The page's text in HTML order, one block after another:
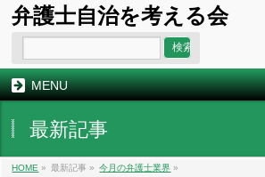
弁護士自治を考える会
MENU
最新記事
HOME » 最新記事 » 今月の弁護士業界 »